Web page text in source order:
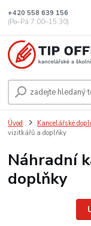
+420 558 639 156
(Po–Pá 7:00–15:30)
Úvod Kancelářské
vizitkářů a doplňky
Náhradní
doplňky